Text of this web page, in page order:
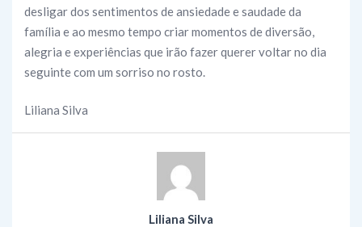
desligar dos sentimentos de ansiedade e saudade da
família e ao mesmo tempo criar momentos de diversão,
alegria e experiências que irão fazer querer voltar no dia
seguinte com um sorriso no rosto.
Liliana Silva
Liliana Silva